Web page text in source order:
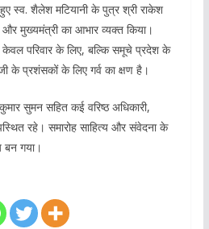
स्व. शैलेश मटियानी के पुत्र श्री राकेश
और मुख्यमंत्री का आभार व्यक्त किया।
केवल परिवार के लिए, बल्कि समूचे प्रदेश के
के प्रशंसकों के लिए गर्व का क्षण है।
सुमन सहित कई वरिष्ठ अधिकारी,
रहे। समारोह साहित्य और संवेदना के
गया।